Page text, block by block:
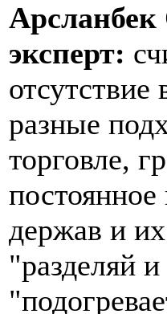
эксперт:
разные
торговле,
держав и
"разделяй